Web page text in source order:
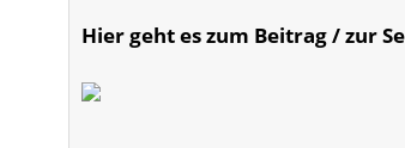
Hier geht es zum Beitrag / zur